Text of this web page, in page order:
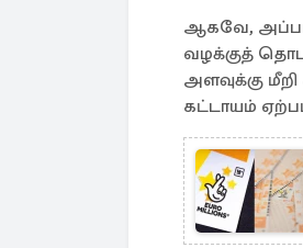
ஆகவே,
வழக்குத்
அளவுக்கு
கட்டாயம்